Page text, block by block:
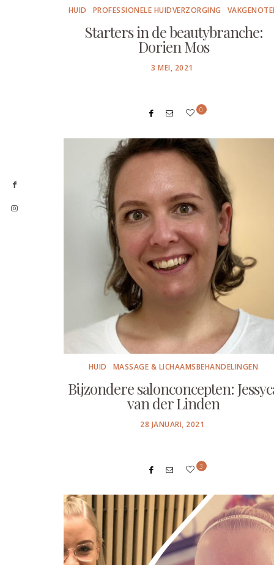
HUID PROFESSIONELE HUIDVERZORGING
Starters in de beautybranche:
Dorien Mos
POSTED
3 MEI, 2021
0
HUID MASSAGE & LICHAAMSBEHANDELINGEN
Bijzondere salonconcepten:
van der Linden
POSTED
28 JANUARI, 2021
3